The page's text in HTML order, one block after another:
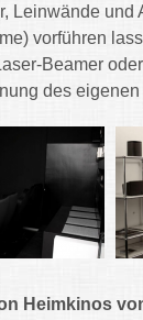
Leinwände
vorführen
Beamer
des
Heimkinos